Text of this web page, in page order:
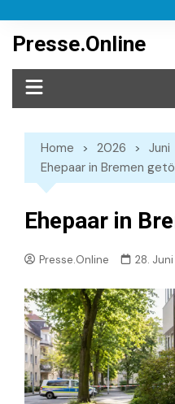
content
Presse.Online
Home 2026 Juni
Ehepaar in Bremen
Ehepaar in
Presse.Online 28.